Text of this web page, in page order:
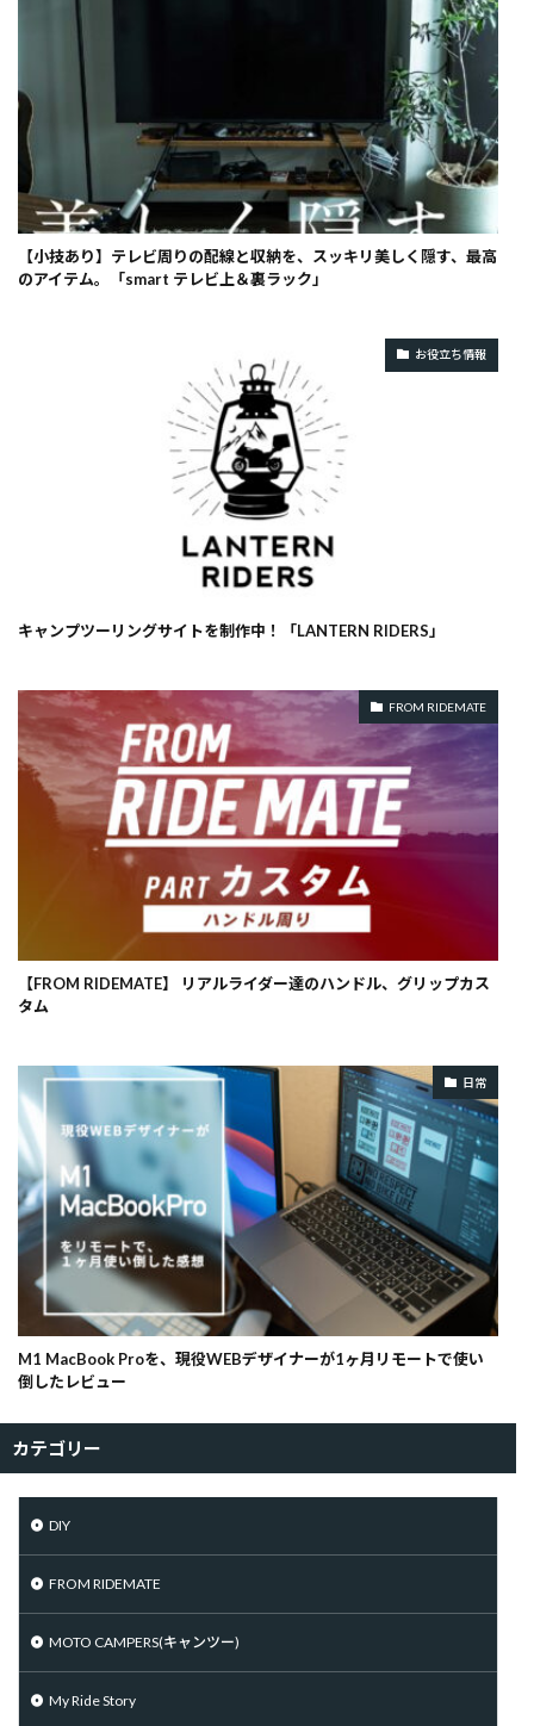
【小技あり】テレビ周りの配線と収納を、スッキリ美しく隠す、最高
のアイテム。「smart テレビ上＆裏ラック」
お役立ち情報
キャンプツーリングサイトを制作中！「LANTERN RIDERS」
FROM RIDEMATE
【FROM RIDEMATE】 リアルライダー達のハンドル、グリップカス
タム
日常
M1 MacBook Proを、現役WEBデザイナーが1ヶ月リモートで使い
倒したレビュー
カテゴリー
DIY
FROM RIDEMATE
MOTO CAMPERS(キャンツー)
My Ride Story